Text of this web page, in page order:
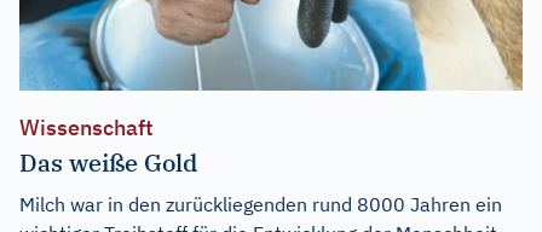
Wissenschaft
Das weiße Gold
Milch war in den zurückliegenden rund 8000 Jahren ein